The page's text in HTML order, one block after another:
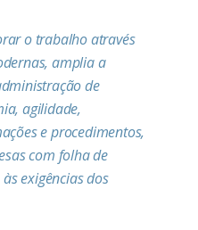
o trabalho através
amplia a
de
agilidade,
e procedimentos,
com folha de
exigências dos